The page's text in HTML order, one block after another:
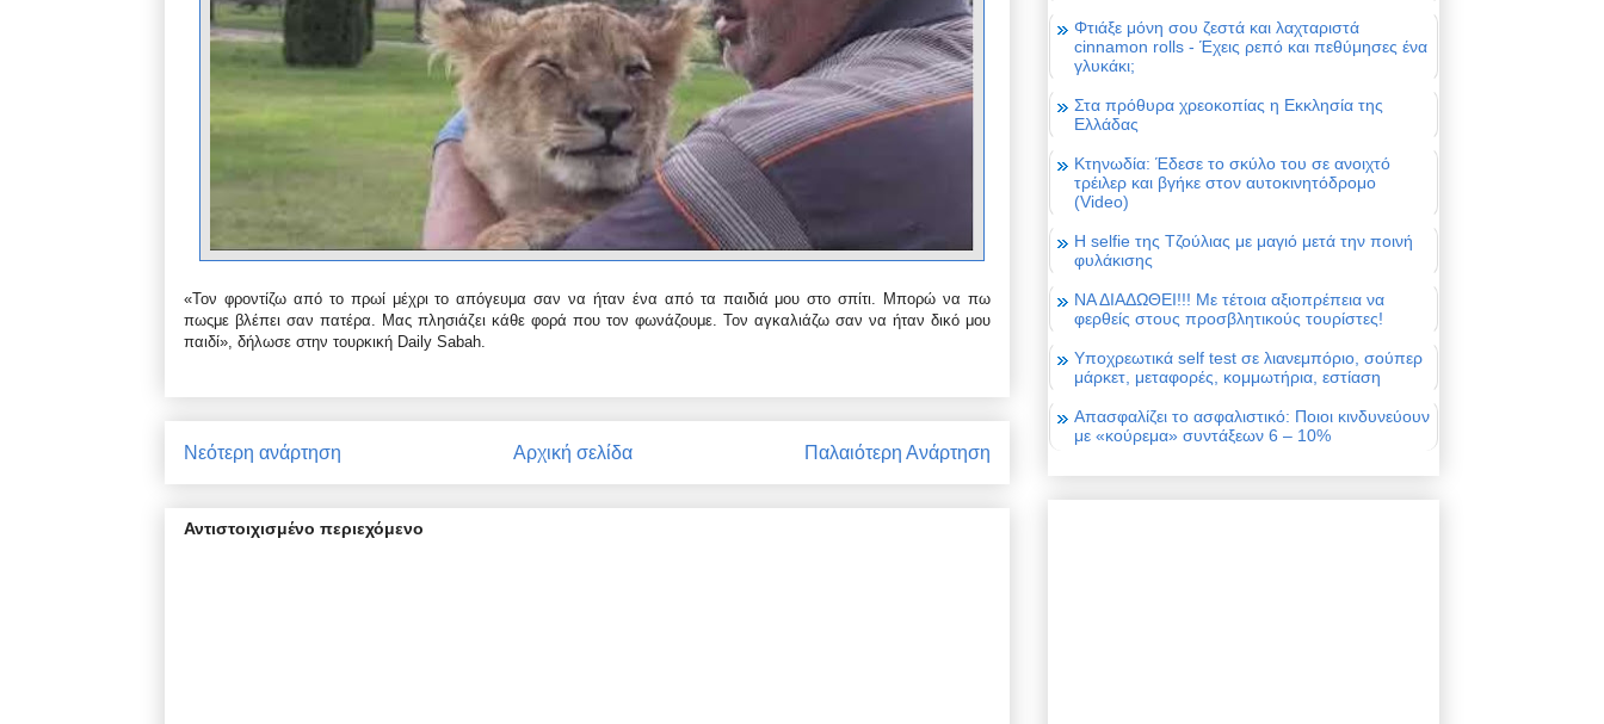
«Τον φροντίζω από το πρωί μέχρι το απόγευμα σαν να ήταν ένα από τα παιδιά μου στο σπίτι. Μπορώ να πω
πωςμε βλέπει σαν πατέρα. Μας πλησιάζει κάθε φορά που τον φωνάζουμε. Τον αγκαλιάζω σαν να ήταν δικό μου
παιδί», δήλωσε στην τουρκική Daily Sabah.
Νεότερη ανάρτηση Παλαιότερη Ανάρτηση
Αρχική σελίδα
Αντιστοιχισμένο περιεχόμενο
Φτιάξε μόνη σου ζεστά και λαχταριστά
cinnamon rolls - Έχεις ρεπό και πεθύμησες ένα
γλυκάκι;
Στα πρόθυρα χρεοκοπίας η Εκκλησία της
Ελλάδας
Κτηνωδία: Έδεσε το σκύλο του σε ανοιχτό
τρέιλερ και βγήκε στον αυτοκινητόδρομο
(Video)
Η selfie της Τζούλιας με μαγιό μετά την ποινή
φυλάκισης
ΝΑ ΔΙΑΔΩΘΕΙ!!! Με τέτοια αξιοπρέπεια να
φερθείς στους προσβλητικούς τουρίστες!
Υποχρεωτικά self test σε λιανεμπόριο, σούπερ
μάρκετ, μεταφορές, κομμωτήρια, εστίαση
Απασφαλίζει το ασφαλιστικό: Ποιοι κινδυνεύουν
με «κούρεμα» συντάξεων 6 – 10%